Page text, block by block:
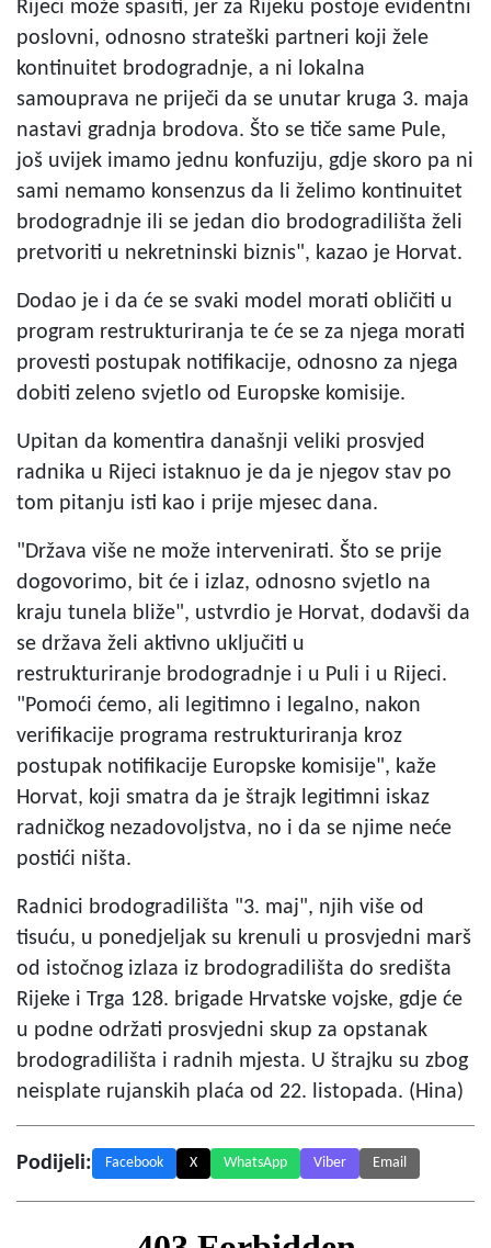
Rijeci može spasiti, jer za Rijeku postoje evidentni
poslovni, odnosno strateški partneri koji žele
kontinuitet brodogradnje, a ni lokalna
samouprava ne priječi da se unutar kruga 3. maja
nastavi gradnja brodova. Što se tiče same Pule,
još uvijek imamo jednu konfuziju, gdje skoro pa ni
sami nemamo konsenzus da li želimo kontinuitet
brodogradnje ili se jedan dio brodogradilišta želi
pretvoriti u nekretninski biznis", kazao je Horvat.
Dodao je i da će se svaki model morati obličiti u
program restrukturiranja te će se za njega morati
provesti postupak notifikacije, odnosno za njega
dobiti zeleno svjetlo od Europske komisije.
Upitan da komentira današnji veliki prosvjed
radnika u Rijeci istaknuo je da je njegov stav po
tom pitanju isti kao i prije mjesec dana.
"Država više ne može intervenirati. Što se prije
dogovorimo, bit će i izlaz, odnosno svjetlo na
kraju tunela bliže", ustvrdio je Horvat, dodavši da
se država želi aktivno uključiti u
restrukturiranje brodogradnje i u Puli i u Rijeci.
"Pomoći ćemo, ali legitimno i legalno, nakon
verifikacije programa restrukturiranja kroz
postupak notifikacije Europske komisije", kaže
Horvat, koji smatra da je štrajk legitimni iskaz
radničkog nezadovoljstva, no i da se njime neće
postići ništa.
Radnici brodogradilišta "3. maj", njih više od
tisuću, u ponedjeljak su krenuli u prosvjedni marš
od istočnog izlaza iz brodogradilišta do središta
Rijeke i Trga 128. brigade Hrvatske vojske, gdje će
u podne održati prosvjedni skup za opstanak
brodogradilišta i radnih mjesta. U štrajku su zbog
neisplate rujanskih plaća od 22. listopada. (Hina)
Podijeli: Facebook X WhatsApp Viber Email